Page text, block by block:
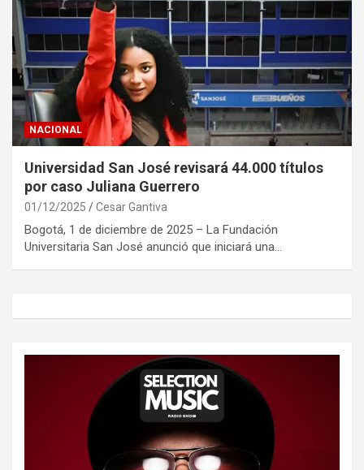
NACIONAL
Universidad San José revisará 44.000 títulos
por caso Juliana Guerrero
01/12/2025 Cesar Gantiva
Bogotá, 1 de diciembre de 2025 – La Fundación
Universitaria San José anunció que iniciará una…